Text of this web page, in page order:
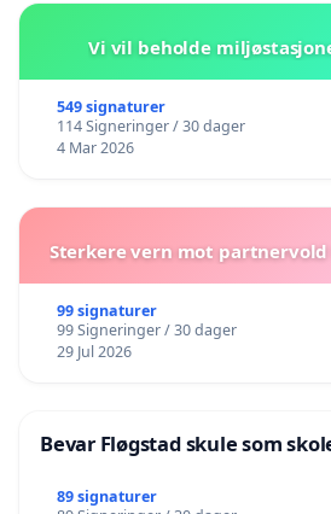
Vi vil beholde
549 signaturer
114 Signeringer / 30 dager
4 Mar 2026
Sterkere vern mot
99 signaturer
99 Signeringer / 30 dager
29 Jul 2026
Bevar Fløgstad skule som
89 signaturer